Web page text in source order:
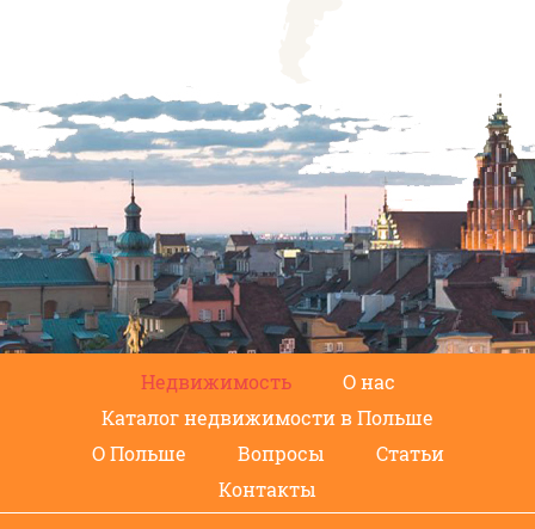
Недвижимость
О нас
Каталог недвижимости в Польше
О Польше
Вопросы
Статьи
Контакты